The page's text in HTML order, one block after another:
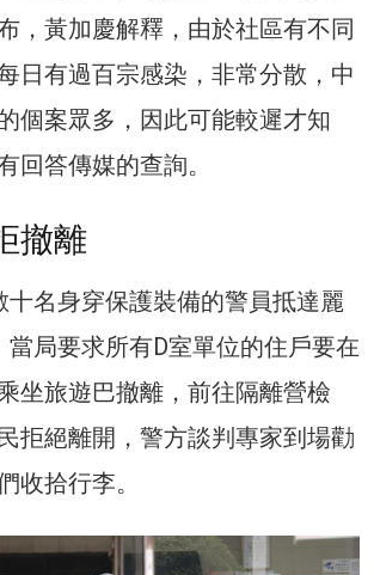
，黃加慶解釋，由於社區有不同
日有過百宗感染，非常分散，中
個案眾多，因此可能較遲才知
回答傳媒的查詢。
撤離
十名身穿保護裝備的警員抵達麗
當局要求所有D室單位的住戶要在
坐旅遊巴撤離，前往隔離營檢
拒絕離開，警方談判專家到場勸
收拾行李。